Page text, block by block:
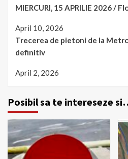
MIERCURI, 15 APRILIE 2026 /
April 10, 2026
Trecerea de pietoni de la
definitiv
April 2, 2026
Posibil sa te intereseze